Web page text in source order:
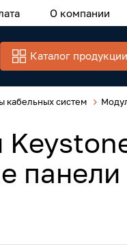
О компании
Каталог продукции
кабельных систем
панели